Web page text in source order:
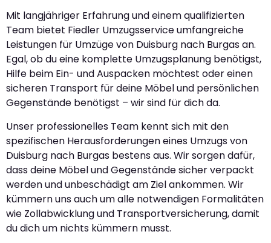
Mit langjähriger Erfahrung und einem qualifizierten
Team bietet Fiedler Umzugsservice umfangreiche
Leistungen für Umzüge von Duisburg nach Burgas an.
Egal, ob du eine komplette Umzugsplanung benötigst,
Hilfe beim Ein- und Auspacken möchtest oder einen
sicheren Transport für deine Möbel und persönlichen
Gegenstände benötigst – wir sind für dich da.
Unser professionelles Team kennt sich mit den
spezifischen Herausforderungen eines Umzugs von
Duisburg nach Burgas bestens aus. Wir sorgen dafür,
dass deine Möbel und Gegenstände sicher verpackt
werden und unbeschädigt am Ziel ankommen. Wir
kümmern uns auch um alle notwendigen Formalitäten
wie Zollabwicklung und Transportversicherung, damit
du dich um nichts kümmern musst.